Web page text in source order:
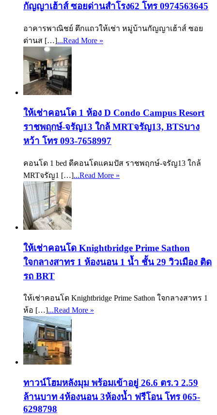
กัญญาเฮ้าส์ ซอยด่านสำโรง62 โทร 0974563645
อาคารพาณิชย์ ตึกแถวให้เช่า หมู่บ้านกัญญาเฮ้าส์ ซอย
ด่านส […]...Read More »
ให้เช่าคอนโด 1 ห้อง D Condo Campus Resort
ราชพฤกษ์-จรัญ13 ใกล้ MRTจรัญ13, BTSบาง
หว้า โทร 093-7658997
คอนโด 1 bed ดีคอนโดแคมปัส ราชพฤกษ์-จรัญ13 ใกล้
MRTจรัญ1 […]...Read More »
ให้เช่าคอนโด Knightbridge Prime Sathon
ใจกลางสาทร 1 ห้องนอน 1 น้ำ ชั้น 29 วิวเมือง ติด
รถ BRT
ให้เช่าคอนโด Knightbridge Prime Sathon ใจกลางสาทร 1
ห้อ […]...Read More »
ทาวน์โฮมหลังมุม พร้อมเข้าอยู่ 26.6 ตร.ว 2.59
ล้านบาท 4ห้องนอน 3ห้องน้ำ ฟรีโอน โทร 065-
6298798